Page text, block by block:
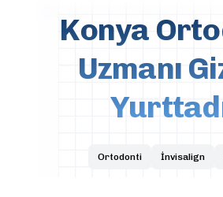
Konya
Uzmanı
Ortodonti İnvisalign